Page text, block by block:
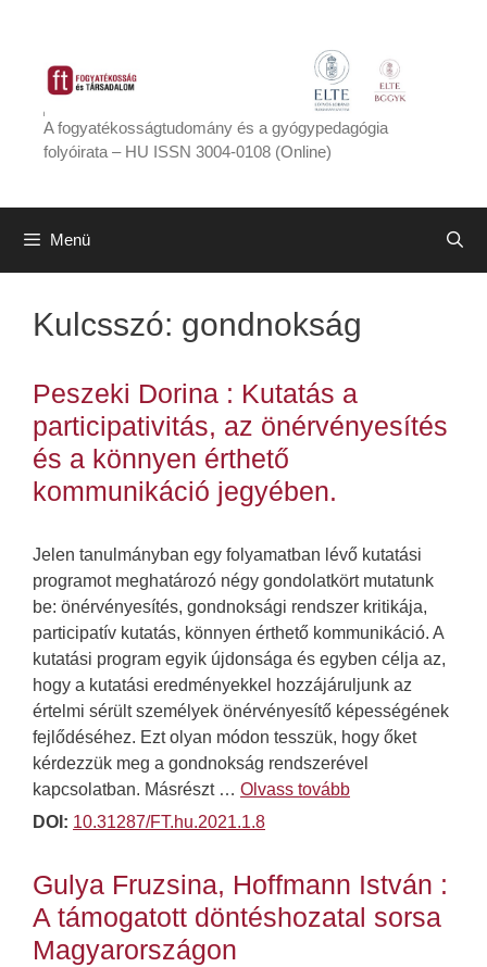
tartalomba
A fogyatékosságtudomány és a gyógypedagógia
folyóirata – HU ISSN 3004-0108 (Online)
Menü
Kulcsszó: gondnokság
Peszeki Dorina : Kutatás a
participativitás, az önérvényesítés
és a könnyen érthető
kommunikáció jegyében.
Jelen tanulmányban egy folyamatban lévő kutatási
programot meghatározó négy gondolatkört mutatunk
be: önérvényesítés, gondnoksági rendszer kritikája,
participatív kutatás, könnyen érthető kommunikáció. A
kutatási program egyik újdonsága és egyben célja az,
hogy a kutatási eredményekkel hozzájáruljunk az
értelmi sérült személyek önérvényesítő képességének
fejlődéséhez. Ezt olyan módon tesszük, hogy őket
kérdezzük meg a gondnokság rendszerével
kapcsolatban. Másrészt … Olvass tovább
DOI: 10.31287/FT.hu.2021.1.8
Gulya Fruzsina, Hoffmann István :
A támogatott döntéshozatal sorsa
Magyarországon